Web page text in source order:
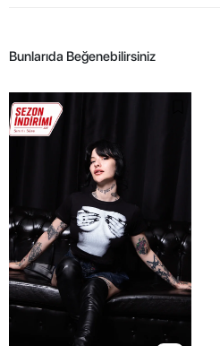
Bunlarıda Beğenebilirsiniz